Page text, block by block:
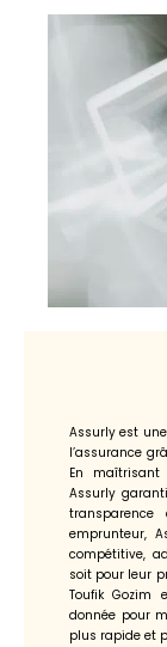
Assurly est
l’assurance
En maîtrisant
Assurly
transparence
emprunteur,
compétitive,
soit pour leur
Toufik Gozim
donnée pour
plus rapide et